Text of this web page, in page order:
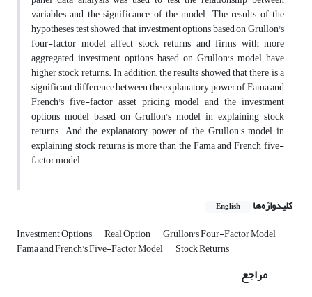
variables and the significance of the model. The results of the
hypotheses test showed that investment options based on Grullon's
four-factor model affect stock returns and firms with more
aggregated investment options based on Grullon's model have
higher stock returns. In addition, the results showed that there is a
significant difference between the explanatory power of Fama and
French's five-factor asset pricing model and the investment
options model based on Grullon's model in explaining stock
returns. And the explanatory power of the Grullon's model in
explaining stock returns is more than the Fama and French five-
factor model.
کلیدواژه‌ها English
Investment Options Real Option Grullon's Four-Factor Model
Fama and French's Five-Factor Model Stock Returns
مراجع